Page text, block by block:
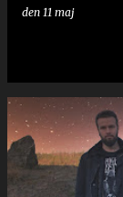
den 11 maj